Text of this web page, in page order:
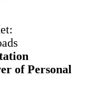
of Personal